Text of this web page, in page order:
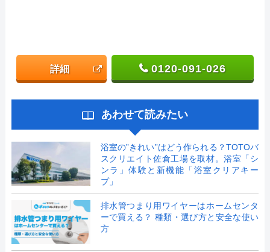
詳細 0120-091-026
あわせて読みたい
浴室の”きれい”はどう作られる？TOTOバ
スクリエイト佐倉工場を取材。浴室「シ
ンラ」体験と新機能「浴室クリアキー
プ」
排水管つまり用ワイヤーはホームセンタ
ーで買える？ 種類・選び方と安全な使い
方